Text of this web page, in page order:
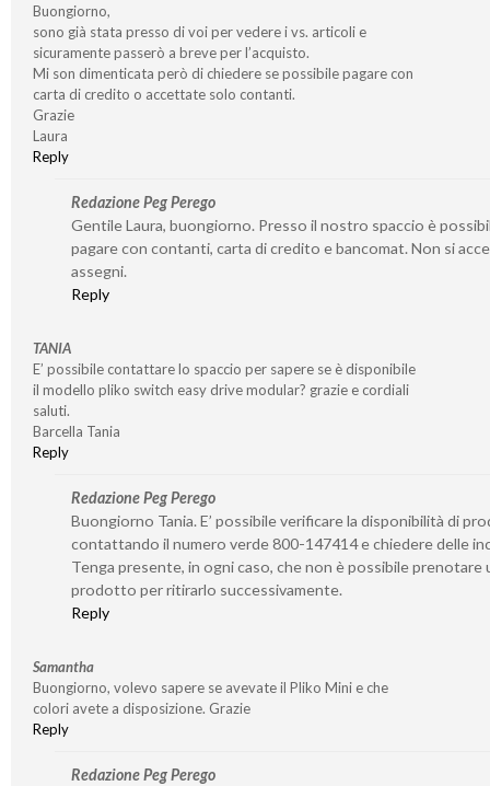
Buongiorno,
sono già stata presso di voi per vedere i vs. articoli e
sicuramente passerò a breve per l’acquisto.
Mi son dimenticata però di chiedere se possibile pagare con
carta di credito o accettate solo contanti.
Grazie
Laura
Reply
Redazione Peg Perego
Gentile Laura, buongiorno. Presso il nostro spaccio è
pagare con contanti, carta di credito e bancomat. Non si
assegni.
Reply
TANIA
E’ possibile contattare lo spaccio per sapere se è disponibile
il modello pliko switch easy drive modular? grazie e cordiali
saluti.
Barcella Tania
Reply
Redazione Peg Perego
Buongiorno Tania. E’ possibile verificare la disponibilità di
contattando il numero verde 800-147414 e chiedere delle
Tenga presente, in ogni caso, che non è possibile prenotare
prodotto per ritirarlo successivamente.
Reply
Samantha
Buongiorno, volevo sapere se avevate il Pliko Mini e che
colori avete a disposizione. Grazie
Reply
Redazione Peg Perego